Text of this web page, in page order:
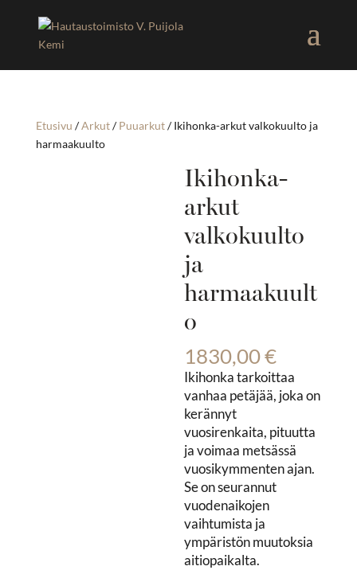
Etusivu /Arkut/Puuarkut/ Ikihonka-arkut valkokuulto ja
harmaakuulto
Ikihonka-
arkut
valkokuulto
ja
harmaakuult
o
1830,00€
Ikihonka tarkoittaa
vanhaa petäjää, joka on
kerännyt
vuosirenkaita, pituutta
ja voimaa metsässä
vuosikymmenten ajan.
Se on seurannut
vuodenaikojen
vaihtumista ja
ympäristön muutoksia
aitiopaikalta.